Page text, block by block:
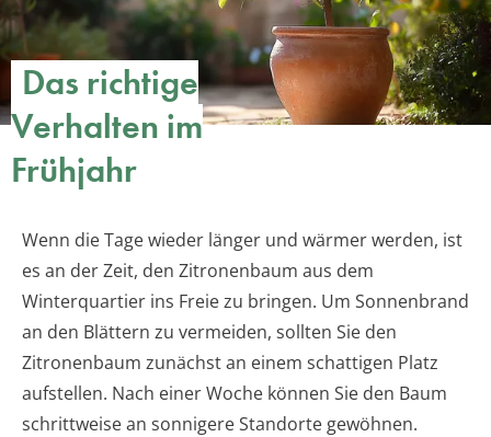
Das richtige
Verhalten im
Frühjahr
Wenn die Tage wieder länger und wärmer werden, ist
es an der Zeit, den Zitronenbaum aus dem
Winterquartier ins Freie zu bringen. Um Sonnenbrand
an den Blättern zu vermeiden, sollten Sie den
Zitronenbaum zunächst an einem schattigen Platz
aufstellen. Nach einer Woche können Sie den Baum
schrittweise an sonnigere Standorte gewöhnen.